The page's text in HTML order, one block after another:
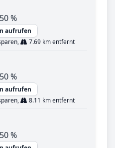
%
aufrufen
7.69 km entfernt
%
aufrufen
8.11 km entfernt
%